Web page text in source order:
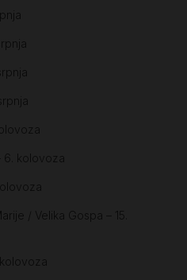
6. kolovoza
/ Velika Gospa – 15.